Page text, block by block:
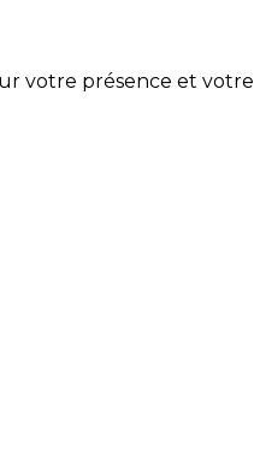
votre présence et votre